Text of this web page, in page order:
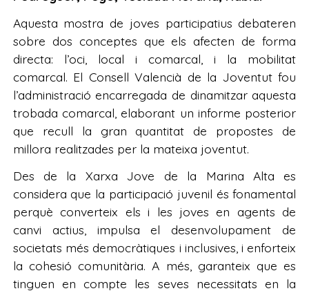
Aquesta mostra de joves participatius debateren
sobre dos conceptes que els afecten de forma
directa: l’oci, local i comarcal, i la mobilitat
comarcal. El Consell Valencià de la Joventut fou
l’administració encarregada de dinamitzar aquesta
trobada comarcal, elaborant un informe posterior
que recull la gran quantitat de propostes de
millora realitzades per la mateixa joventut.
Des de la Xarxa Jove de la Marina Alta es
considera que la participació juvenil és fonamental
perquè converteix els i les joves en agents de
canvi actius, impulsa el desenvolupament de
societats més democràtiques i inclusives, i enforteix
la cohesió comunitària. A més, garanteix que es
tinguen en compte les seves necessitats en la